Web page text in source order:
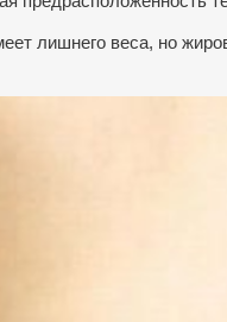
лишнего веса, но